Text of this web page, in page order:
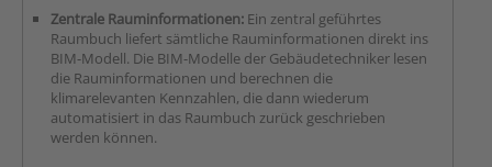
Zentrale Rauminformationen: Ein zentral geführtes
Raumbuch liefert sämtliche Rauminformationen direkt ins
BIM-Modell. Die BIM-Modelle der Gebäudetechniker lesen
die Rauminformationen und berechnen die
klimarelevanten Kennzahlen, die dann wiederum
automatisiert in das Raumbuch zurück geschrieben
werden können.